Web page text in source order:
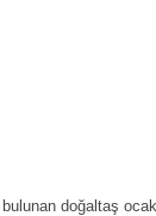
doğaltaş